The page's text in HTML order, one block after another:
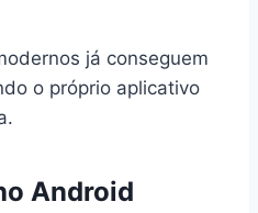
já conseguem
o próprio aplicativo
Android